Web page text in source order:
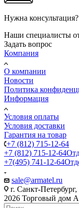
Нужна консультация?
Наши специалисты
Задать вопрос
Компания
О компании
Новости
Политика
Информация
Условия оплаты
Условия доставки
Гарантия на товар
+7 (812) 715-12-64
+7 (812) 715-12-64
+7(495) 741-12-64
sale@armatel.ru
г. Санкт-
2026 Торговый дом